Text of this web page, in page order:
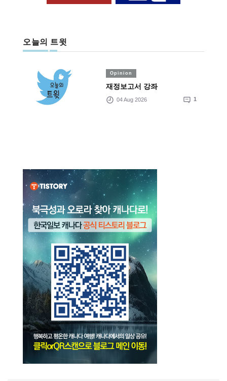
오늘의 트윗
Opinion
재정보고서 강좌
04 Aug 2026 1